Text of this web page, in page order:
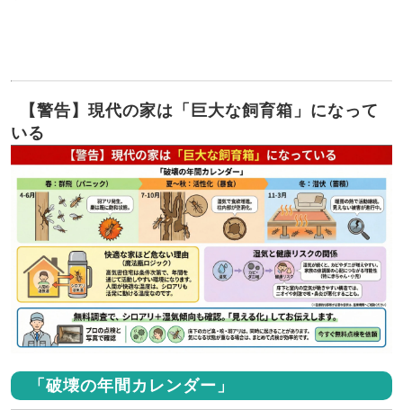
【警告】現代の家は「巨大な飼育箱」になって
いる
「破壊の年間カレンダー」